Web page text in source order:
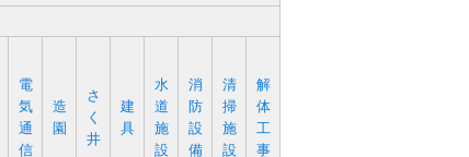
電
気
通
信
造
園
さ
く
井
建
具
水
道
施
設
消
防
設
備
清
掃
施
設
解
体
工
事